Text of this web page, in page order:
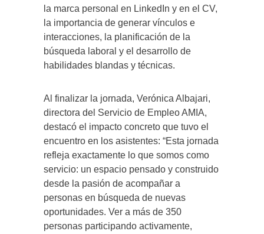
la marca personal en LinkedIn y en el CV,
la importancia de generar vínculos e
interacciones, la planificación de la
búsqueda laboral y el desarrollo de
habilidades blandas y técnicas.
Al finalizar la jornada, Verónica Albajari,
directora del Servicio de Empleo AMIA,
destacó el impacto concreto que tuvo el
encuentro en los asistentes: “Esta jornada
refleja exactamente lo que somos como
servicio: un espacio pensado y construido
desde la pasión de acompañar a
personas en búsqueda de nuevas
oportunidades. Ver a más de 350
personas participando activamente,